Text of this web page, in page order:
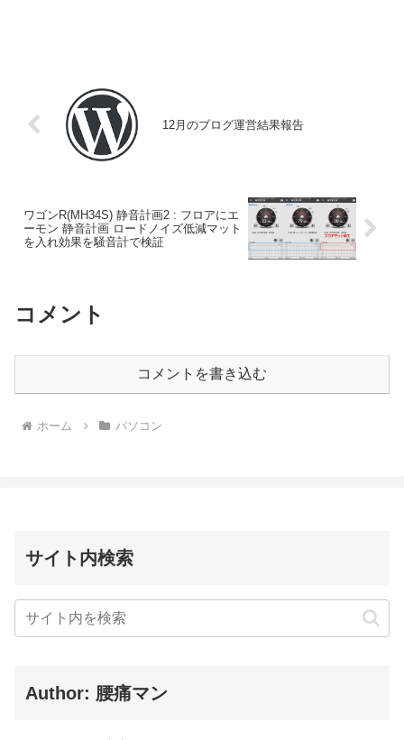
12月のブログ運営結果報告
ワゴンR(MH34S) 静音計画2 : フロアにエ
ーモン 静音計画 ロードノイズ低減マット
を入れ効果を騒音計で検証
コメント
コメントを書き込む
ホーム パソコン
サイト内検索
Author: 腰痛マン